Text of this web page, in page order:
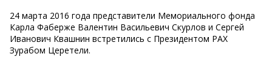
24 марта 2016 года представители Мемориального фонда
Карла Фаберже Валентин Васильевич Скурлов и Сергей
Иванович Квашнин встретились с Президентом РАХ
Зурабом Церетели.